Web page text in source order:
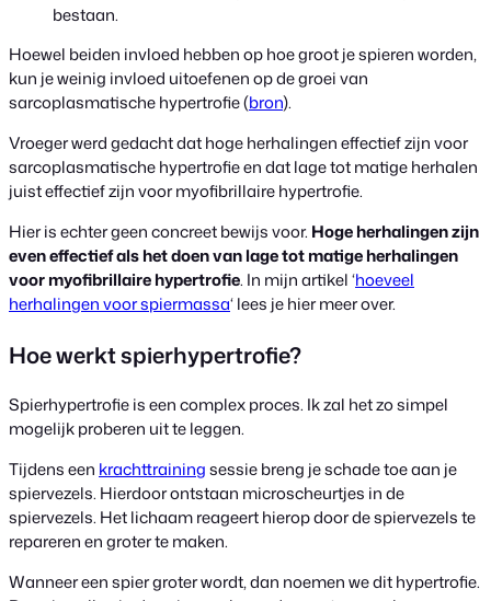
bestaan.
Hoewel beiden invloed hebben op hoe groot je spieren worden,
kun je weinig invloed uitoefenen op de groei van
sarcoplasmatische hypertrofie (bron).
Vroeger werd gedacht dat hoge herhalingen effectief zijn voor
sarcoplasmatische hypertrofie en dat lage tot matige herhalen
juist effectief zijn voor myofibrillaire hypertrofie.
Hier is echter geen concreet bewijs voor. Hoge herhalingen zijn
even effectief als het doen van lage tot matige herhalingen
voor myofibrillaire hypertrofie. In mijn artikel ‘hoeveel
herhalingen voor spiermassa‘ lees je hier meer over.
Hoe werkt spierhypertrofie?
Spierhypertrofie is een complex proces. Ik zal het zo simpel
mogelijk proberen uit te leggen.
Tijdens een krachttrainingsessie breng je schade toe aan je
spiervezels. Hierdoor ontstaan microscheurtjes in de
spiervezels. Het lichaam reageert hierop door de spiervezels te
repareren en groter te maken.
Wanneer een spier groter wordt, dan noemen we dit hypertrofie.